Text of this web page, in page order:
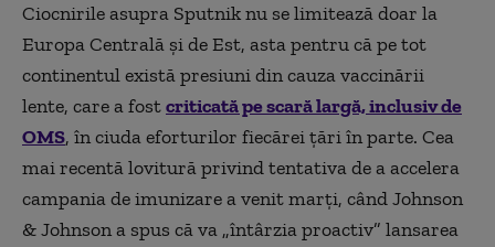
Ciocnirile asupra Sputnik nu se limitează doar la
Europa Centrală și de Est, asta pentru că pe tot
continentul există presiuni din cauza vaccinării
lente, care a fostcriticată pe scară largă, inclusiv de
OMS, în ciuda eforturilor fiecărei țări în parte. Cea
mai recentă lovitură privind tentativa de a accelera
campania de imunizare a venit marți, când Johnson
& Johnson a spus că va „întârzia proactiv” lansarea